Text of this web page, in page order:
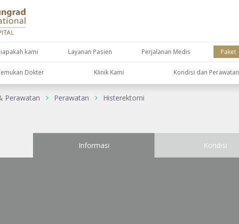
kami Layanan Pasien Perjalanan Medis Paket
Dokter KIinik Kami Kondisi dan Perawatan
Perawatan Perawatan Histerektomi
Informasi Kondisi